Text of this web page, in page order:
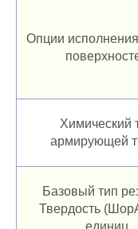
Опции
Химический
армирующей
Базовый тип
Твердость